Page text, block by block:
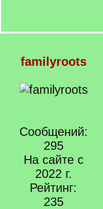
familyroots
Сообщений:
295
На сайте с
2022 г.
Рейтинг:
235